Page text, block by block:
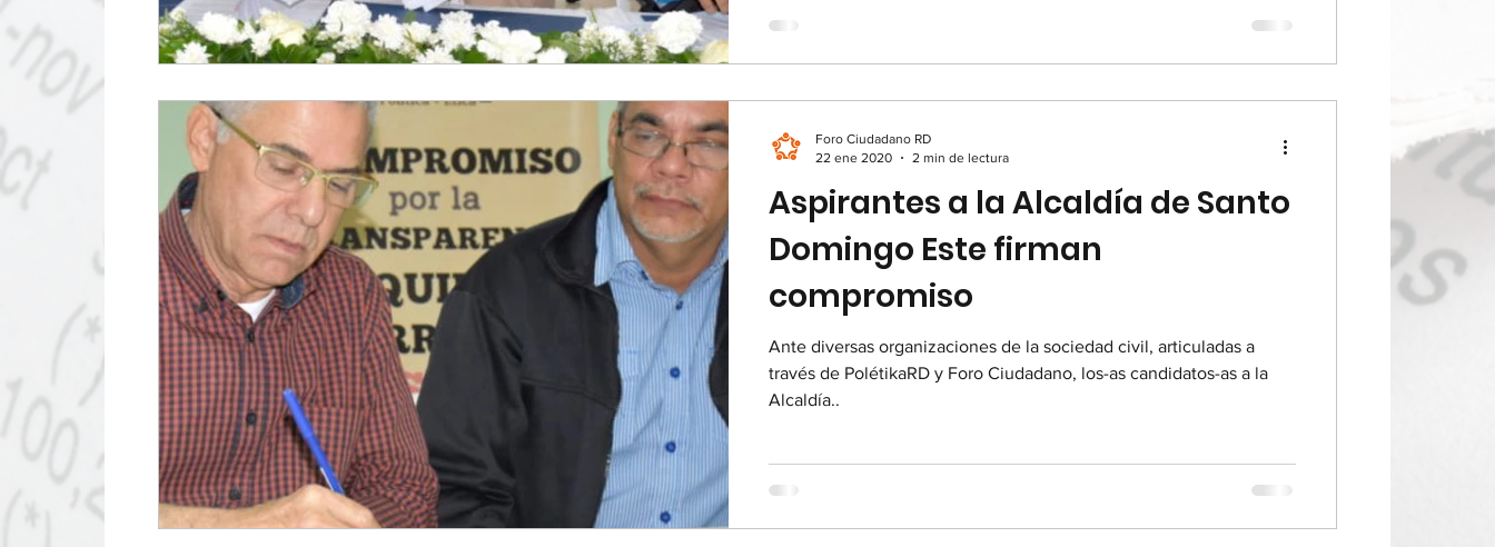
Aspirantes a la Alcaldía de Santo
Domingo Este firman
compromiso
Ante diversas organizaciones de la sociedad civil, articuladas a
través de PolétikaRD y Foro Ciudadano, los-as candidatos-as a la
Alcaldía..
Foro Ciudadano RD
22 ene 2020
2 min de lectura